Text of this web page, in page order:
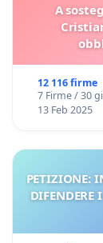
A
12 116 firme
7 Firme / 30
13 Feb 2025
PETIZIONE:
DIFENDERE